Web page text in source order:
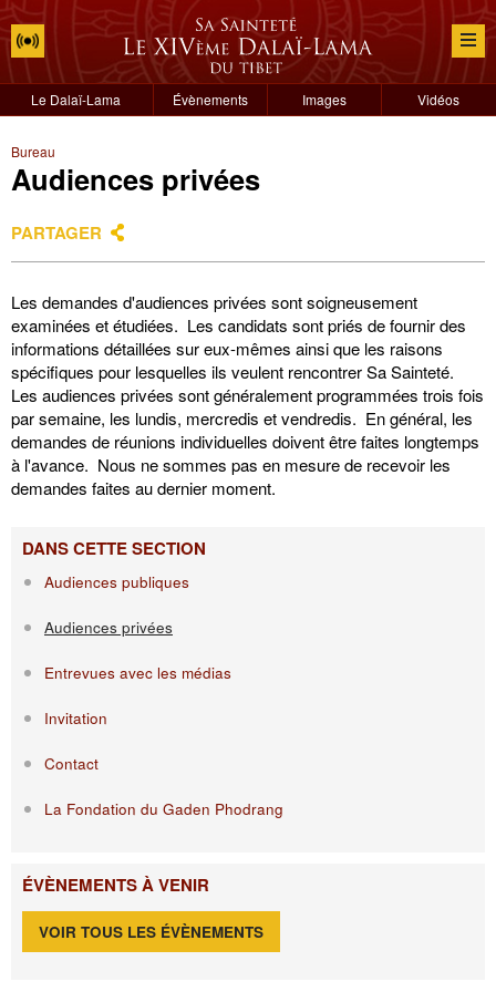
Le Dalaï-Lama Évènements Images Vidéos
Bureau
Audiences privées
PARTAGER
Les demandes d'audiences privées sont soigneusement
examinées et étudiées. Les candidats sont priés de fournir des
informations détaillées sur eux-mêmes ainsi que les raisons
spécifiques pour lesquelles ils veulent rencontrer Sa Sainteté.
Les audiences privées sont généralement programmées trois fois
par semaine, les lundis, mercredis et vendredis. En général, les
demandes de réunions individuelles doivent être faites longtemps
à l'avance. Nous ne sommes pas en mesure de recevoir les
demandes faites au dernier moment.
DANS CETTE SECTION
Audiences publiques
Audiences privées
Entrevues avec les médias
Invitation
Contact
La Fondation du Gaden Phodrang
ÉVÈNEMENTS À VENIR
VOIR TOUS LES ÉVÈNEMENTS